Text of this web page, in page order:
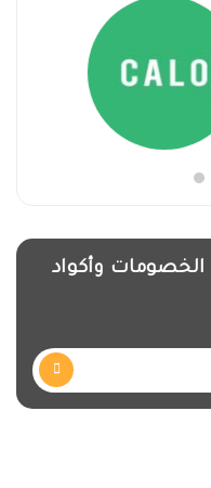
وأكواد